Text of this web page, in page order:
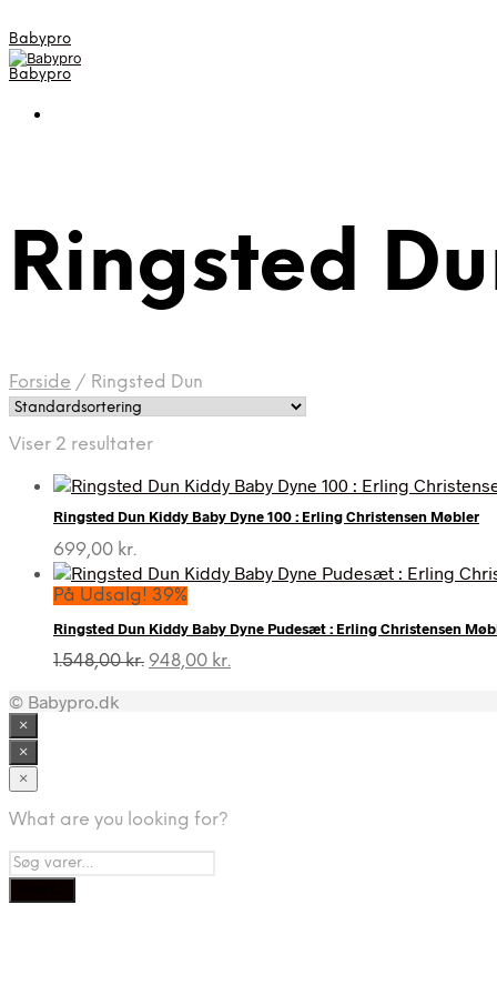
Babypro
Babypro
Ringsted
Forside / Ringsted Dun
Viser 2 resultater
Ringsted Dun Kiddy Baby Dyne 100 : Erling Christensen Møbler
699,00 kr.
På Udsalg! 39%
Ringsted Dun Kiddy Baby Dyne Pudesæt : Erling Christensen
1.548,00kr. Den
948,00 kr.
© Babypro.dk
×
×
×
What are you looking for?